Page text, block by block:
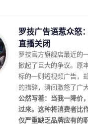
罗技广告语惹众怒
直播关闭
罗技官方旗舰店最近的
掀起了巨大的争议。原
标的一则短视频广告，
的措辞，瞬间激怒了广
公然写着：当我一降价
过来。这种将消费者比
仅严重缺乏品牌应有的